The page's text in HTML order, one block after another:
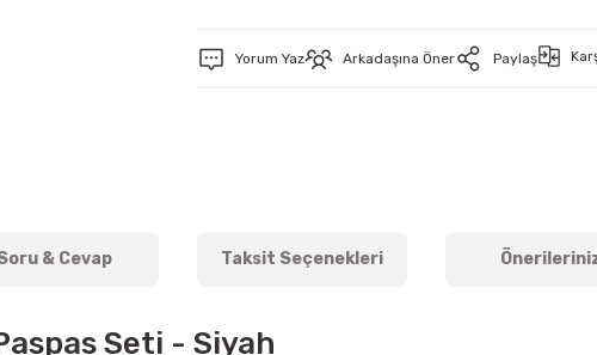
Yorum Yaz Arkadaşına Öner Paylaş
& Cevap Taksit Seçenekleri
Seti - Siyah